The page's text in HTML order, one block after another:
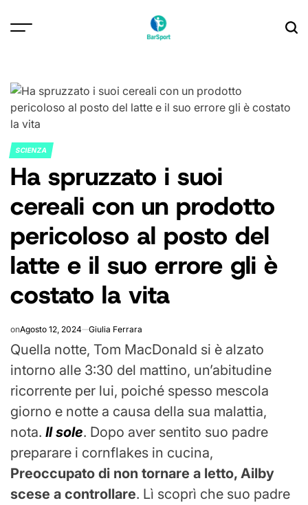
POSTED
IN
SCIENZA
Ha spruzzato i suoi
cereali con un prodotto
pericoloso al posto del
latte e il suo errore gli è
costato la vita
onAgosto 12, 2024 Giulia Ferrara
Quella notte, Tom MacDonald si è alzato
intorno alle 3:30 del mattino, un’abitudine
ricorrente per lui, poiché spesso mescola
giorno e notte a causa della sua malattia,
nota. Il sole. Dopo aver sentito suo padre
preparare i cornflakes in cucina,
Preoccupato di non tornare a letto, Ailby
scese a controllare. Lì scoprì che suo padre